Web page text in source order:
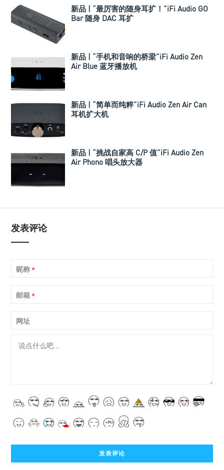
新品 | “最厉害的随身耳扩！”iFi Audio GO
Bar 随身 DAC 耳扩
新品 | “手机和音响的桥梁”iFi Audio Zen
Air Blue 蓝牙播放机
新品 | “简单而纯粹”iFi Audio Zen Air Can
耳机扩大机
新品 | “挑战自家高 C/P 值”iFi Audio Zen
Air Phono 唱头放大器
发表评论
昵称 *
邮箱 *
网址